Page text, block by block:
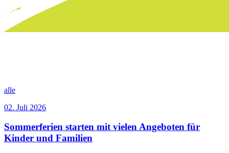
alle
02. Juli 2026
Sommerferien starten mit vielen Angeboten für
Kinder und Familien